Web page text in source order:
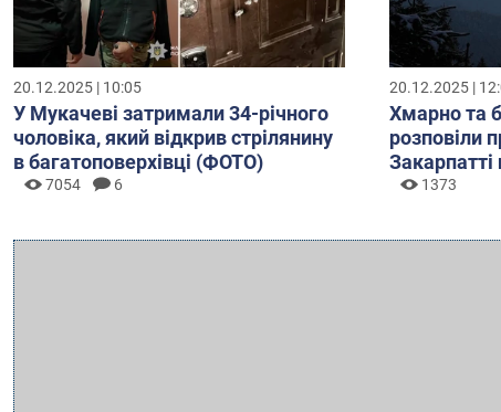
20.12.2025 | 10:05
У Мукачеві затримали 34-річного
чоловіка, який відкрив стрілянину
в багатоповерхівці (ФОТО)
7054 6
20.12.2025 |
Хмарно та
розповіли
1373